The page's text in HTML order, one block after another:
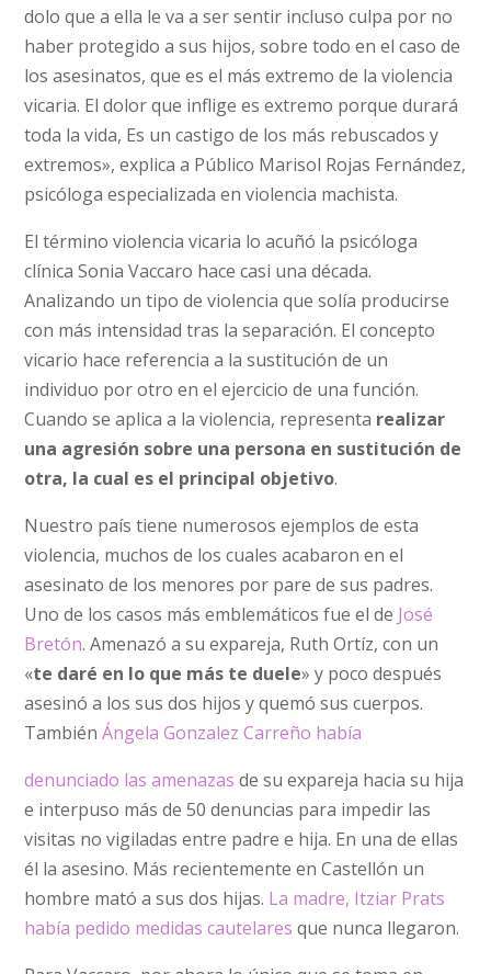
dolo que a ella le va a ser sentir incluso culpa por no
haber protegido a sus hijos, sobre todo en el caso de
los asesinatos, que es el más extremo de la violencia
vicaria. El dolor que inflige es extremo porque durará
toda la vida, Es un castigo de los más rebuscados y
extremos», explica a Público Marisol Rojas Fernández,
psicóloga especializada en violencia machista.
El término violencia vicaria lo acuñó la psicóloga
clínica Sonia Vaccaro hace casi una década.
Analizando un tipo de violencia que solía producirse
con más intensidad tras la separación. El concepto
vicario hace referencia a la sustitución de un
individuo por otro en el ejercicio de una función.
Cuando se aplica a la violencia, representa realizar
una agresión sobre una persona en sustitución de
otra, la cual es el principal objetivo.
Nuestro país tiene numerosos ejemplos de esta
violencia, muchos de los cuales acabaron en el
asesinato de los menores por pare de sus padres.
Uno de los casos más emblemáticos fue el de José
Bretón. Amenazó a su expareja, Ruth Ortíz, con un
«te daré en lo que más te duele» y poco después
asesinó a los sus dos hijos y quemó sus cuerpos.
TambiénÁngela Gonzalez Carreño había
denunciado las amenazas de su expareja hacia su hija
e interpuso más de 50 denuncias para impedir las
visitas no vigiladas entre padre e hija. En una de ellas
él la asesino. Más recientemente en Castellón un
hombre mató a sus dos hijas. La madre, Itziar Prats
había pedido medidas cautelares que nunca llegaron.